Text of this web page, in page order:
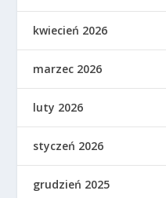
kwiecień 2026
marzec 2026
luty 2026
styczeń 2026
grudzień 2025